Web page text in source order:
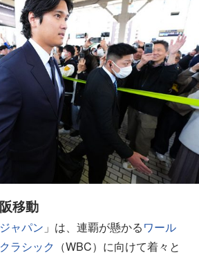
移動
ャパン 」は、連覇が懸かるワール
ラシック （WBC）に向けて着々と